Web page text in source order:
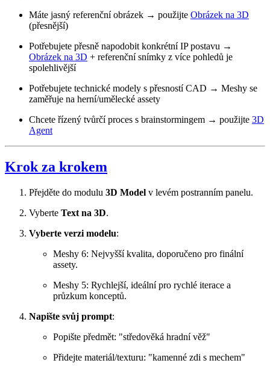
Máte jasný referenční obrázek → použijte Obrázek na 3D
(přesnější)
Potřebujete přesně napodobit konkrétní IP postavu →
Obrázek na 3D + referenční snímky z více pohledů je
spolehlivější
Potřebujete technické modely s přesností CAD → Meshy se
zaměřuje na herní/umělecké assety
Chcete řízený tvůrčí proces s brainstormingem → použijte 3D
Agent
Krok za krokem
Přejděte do modulu 3D Model v levém postranním panelu.
Vyberte Text na 3D.
Vyberte verzi modelu:
Meshy 6: Nejvyšší kvalita, doporučeno pro finální
assety.
Meshy 5: Rychlejší, ideální pro rychlé iterace a
průzkum konceptů.
Napište svůj prompt:
Popište předmět: "středověká hradní věž"
Přidejte materiál/texturu: "kamenné zdi s mechem"